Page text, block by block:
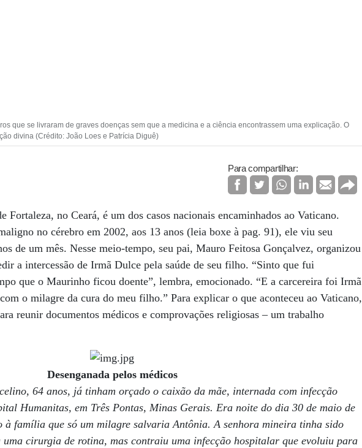
que se livraram de graves doenças sem que a medicina e a ciência encontrassem uma explicação. O
divina (Crédito: João Loes e Patrícia Diguê)
Para compartilhar:
Fortaleza, no Ceará, é um dos casos nacionais encaminhados ao Vaticano.
no cérebro em 2002, aos 13 anos (leia boxe à pag. 91), ele viu seu
de um mês. Nesse meio-tempo, seu pai, Mauro Feitosa Gonçalvez, organizou
a intercessão de Irmã Dulce pela saúde de seu filho. “Sinto que fui
que o Maurinho ficou doente”, lembra, emocionado. “E a carcereira foi Irmã
o milagre da cura do meu filho.” Para explicar o que aconteceu ao Vaticano,
reunir documentos médicos e comprovações religiosas – um trabalho
Desenganada pelos médicos
64 anos, já tinham orçado o caixão da mãe, internada com infecção
Humanitas, em Três Pontas, Minas Gerais. Era noite do dia 30 de maio de
à família que só um milagre salvaria Antônia. A senhora mineira tinha sido
cirurgia de rotina, mas contraiu uma infecção hospitalar que evoluiu para